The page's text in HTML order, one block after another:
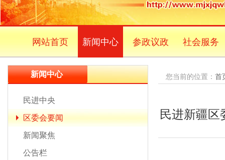
网站首页 新闻中心 参政议政 社会服务
新闻中心
民进中央
区委会要闻
新闻聚焦
公告栏
您当前的位置： 首
民进新疆区